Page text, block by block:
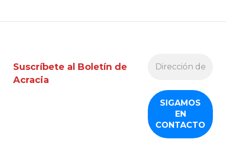
Suscríbete al Boletín de
Acracia